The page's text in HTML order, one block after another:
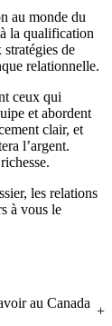
au monde du
la qualification
de
relationnelle.
ceux qui
et abordent
clair, et
l’argent.
les relations
à vous le
au Canada